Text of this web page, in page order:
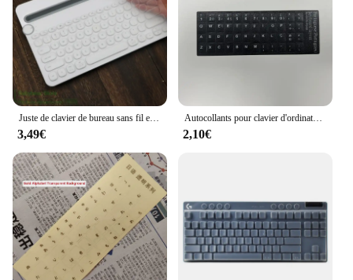
Juste de clavier de bureau sans fil en silicone anti-poussière pour Logitech K480, protecteur de clavier Bluetooth multi-appareils, film anti-poussière
3,49€
Autocollants pour clavier d'ordinateur portable et de bureau, 1 pièce, arabe, russie, français espagnol, anglais, 10/2019
2,10€